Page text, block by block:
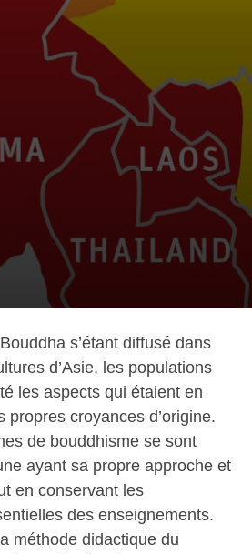
s’étant diffusé dans
d’Asie, les populations
les aspects qui étaient en
propres croyances d’origine.
de bouddhisme se sont
ayant sa propre approche et
en conservant les
des enseignements.
méthode didactique du